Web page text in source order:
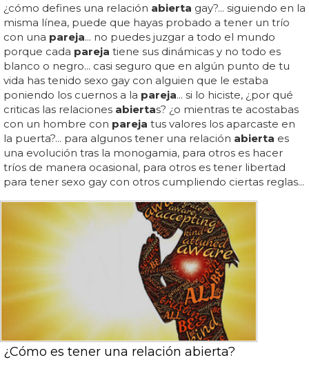
¿cómo defines una relación abierta gay?... siguiendo en la
misma línea, puede que hayas probado a tener un trío
con una pareja... no puedes juzgar a todo el mundo
porque cada pareja tiene sus dinámicas y no todo es
blanco o negro... casi seguro que en algún punto de tu
vida has tenido sexo gay con alguien que le estaba
poniendo los cuernos a la pareja... si lo hiciste, ¿por qué
criticas las relaciones abiertas? ¿o mientras te acostabas
con un hombre con pareja tus valores los aparcaste en
la puerta?... para algunos tener una relación abierta es
una evolución tras la monogamia, para otros es hacer
tríos de manera ocasional, para otros es tener libertad
para tener sexo gay con otros cumpliendo ciertas reglas...
¿Cómo es tener una relación abierta?